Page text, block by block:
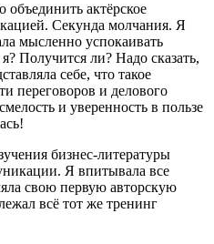
актёрское
Секунда молчания. Я
мысленно успокаивать
Получится ли? Надо сказать,
себе, что такое
переговоров и делового
и уверенность в пользе
бизнес-литературы
Я впитывала все
свою первую авторскую
всё тот же тренинг